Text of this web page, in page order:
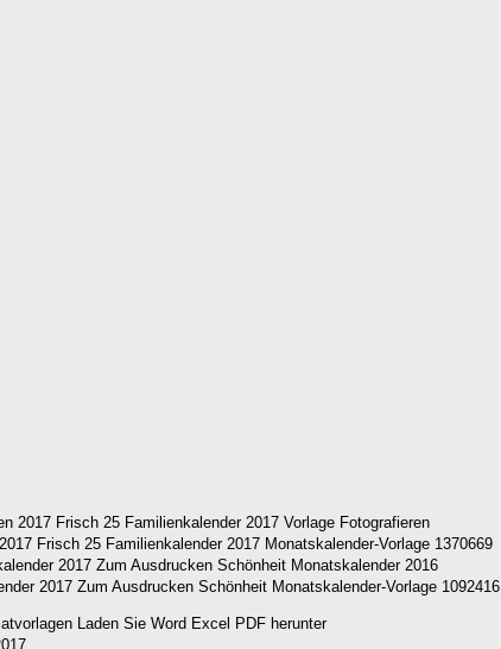
Frisch 25 Familienkalender 2017 Monatskalender-Vorlage 1370669
2017 Zum Ausdrucken Schönheit Monatskalender-Vorlage 1092416
Laden Sie Word Excel PDF herunter